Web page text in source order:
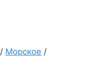
/ Морское /